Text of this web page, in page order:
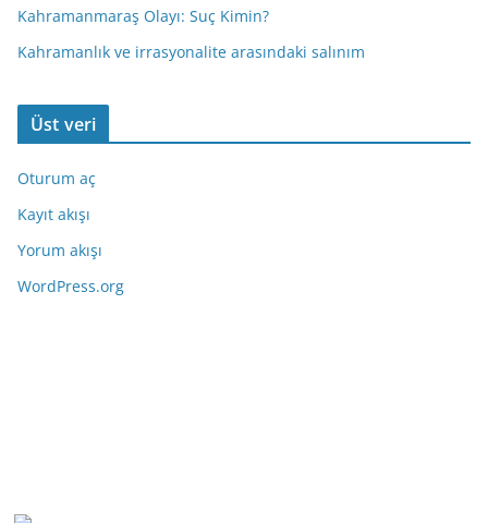
Kahramanmaraş Olayı: Suç Kimin?
Kahramanlık ve irrasyonalite arasındaki salınım
Üst veri
Oturum aç
Kayıt akışı
Yorum akışı
WordPress.org